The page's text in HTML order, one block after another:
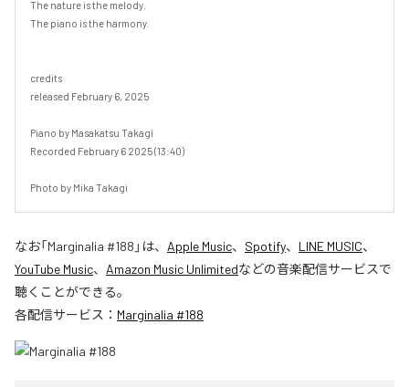
The nature is the melody.
The piano is the harmony.
credits
released February 6, 2025
Piano by Masakatsu Takagi
Recorded February 6 2025 (13:40)
Photo by Mika Takagi
なお「Marginalia #188 」は、 Apple Music、 Spotify、 LINE MUSIC、
YouTube Music、 Amazon Music Unlimitedなどの音楽配信サービスで
聴くことができる。
各配信サービス： Marginalia #188